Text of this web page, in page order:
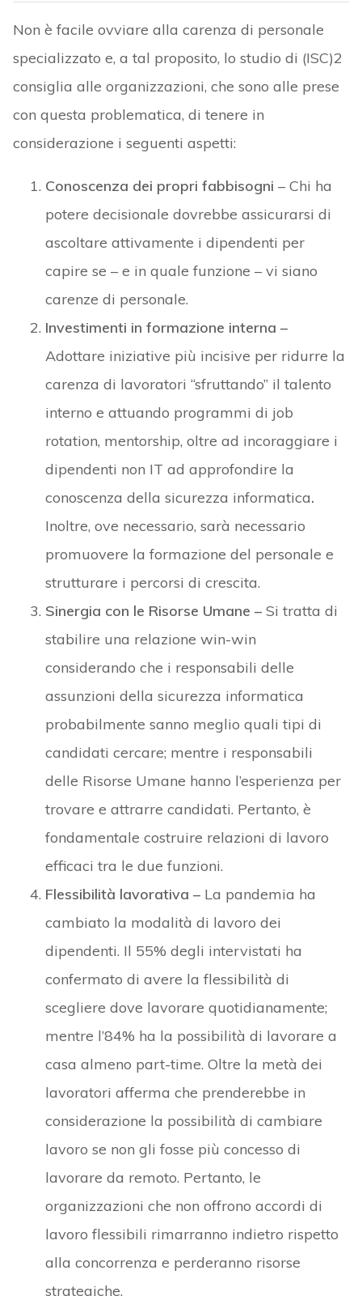
Non è facile ovviare alla carenza di personale
specializzato e, a tal proposito, lo studio di (ISC)2
consiglia alle organizzazioni, che sono alle prese
con questa problematica, di tenere in
considerazione i seguenti aspetti:
Conoscenza dei propri fabbisogni – Chi ha
potere decisionale dovrebbe assicurarsi di
ascoltare attivamente i dipendenti per
capire se – e in quale funzione – vi siano
carenze di personale.
Investimenti in formazione interna –
Adottare iniziative più incisive per ridurre la
carenza di lavoratori “sfruttando” il talento
interno e attuando programmi di job
rotation, mentorship, oltre ad incoraggiare i
dipendenti non IT ad approfondire la
conoscenza della sicurezza informatica.
Inoltre, ove necessario, sarà necessario
promuovere la formazione del personale e
strutturare i percorsi di crescita.
Sinergia con le Risorse Umane – Si tratta di
stabilire una relazione win-win
considerando che i responsabili delle
assunzioni della sicurezza informatica
probabilmente sanno meglio quali tipi di
candidati cercare; mentre i responsabili
delle Risorse Umane hanno l’esperienza per
trovare e attrarre candidati. Pertanto, è
fondamentale costruire relazioni di lavoro
efficaci tra le due funzioni.
Flessibilità lavorativa – La pandemia ha
cambiato la modalità di lavoro dei
dipendenti. Il 55% degli intervistati ha
confermato di avere la flessibilità di
scegliere dove lavorare quotidianamente;
mentre l’84% ha la possibilità di lavorare a
casa almeno part-time. Oltre la metà dei
lavoratori afferma che prenderebbe in
considerazione la possibilità di cambiare
lavoro se non gli fosse più concesso di
lavorare da remoto. Pertanto, le
organizzazioni che non offrono accordi di
lavoro flessibili rimarranno indietro rispetto
alla concorrenza e perderanno risorse
strategiche.